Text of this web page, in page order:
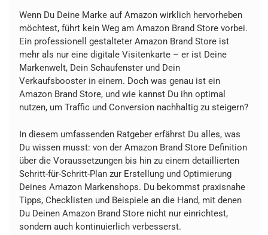
Wenn Du Deine Marke auf Amazon wirklich hervorheben
möchtest, führt kein Weg am Amazon Brand Store vorbei.
Ein professionell gestalteter Amazon Brand Store ist
mehr als nur eine digitale Visitenkarte – er ist Deine
Markenwelt, Dein Schaufenster und Dein
Verkaufsbooster in einem. Doch was genau ist ein
Amazon Brand Store, und wie kannst Du ihn optimal
nutzen, um Traffic und Conversion nachhaltig zu steigern?
In diesem umfassenden Ratgeber erfährst Du alles, was
Du wissen musst: von der Amazon Brand Store Definition
über die Voraussetzungen bis hin zu einem detaillierten
Schritt-für-Schritt-Plan zur Erstellung und Optimierung
Deines Amazon Markenshops. Du bekommst praxisnahe
Tipps, Checklisten und Beispiele an die Hand, mit denen
Du Deinen Amazon Brand Store nicht nur einrichtest,
sondern auch kontinuierlich verbesserst.